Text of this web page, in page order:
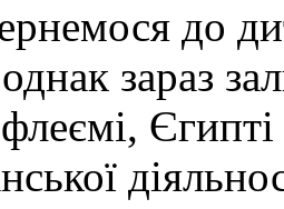
до
зараз